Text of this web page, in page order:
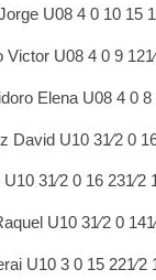
U08 4 0 10 15
U08 4 0 9
Elena U08 4 0 8
David U10 31⁄2 0
31⁄2 0 16 231⁄2
U10 31⁄2 0
U10 3 0 15 221⁄2